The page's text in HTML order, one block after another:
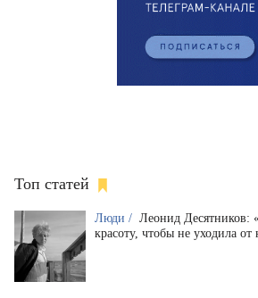
Топ статей
Люди / Леонид Десятников:
красоту, чтобы не уходила